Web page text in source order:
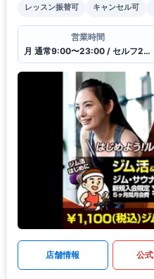
レッスン振替可
キャンセル可
営業時間
月 通常9:00〜23:00 / セルフ23:00〜9:00 / 受付10:00〜21:00
店舗情報 公